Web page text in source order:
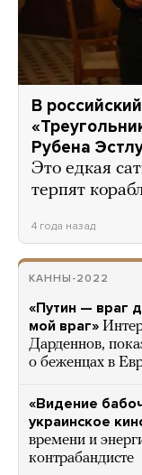
В
Рубена
Это едкая
терпят
4 года назад
КАННЫ-2022
«Путин — враг
мой враг»
Дарденнов,
о беженцах в
«Видение
украинское
времени и
контрабандисте